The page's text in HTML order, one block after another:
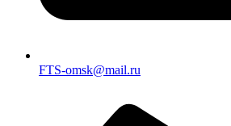
FTS-omsk@mail.ru